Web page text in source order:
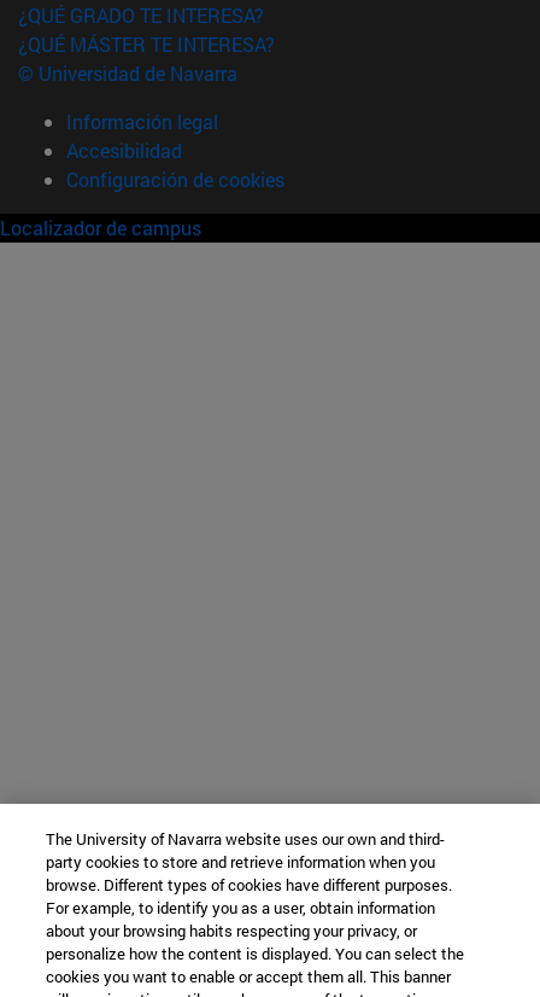
¿QUÉ GRADO TE INTERESA?
¿QUÉ MÁSTER TE INTERESA?
© Universidad de Navarra
Información legal
Accesibilidad
Configuración de cookies
Localizador de campus
The University of Navarra website uses our own and third-
party cookies to store and retrieve information when you
browse. Different types of cookies have different purposes.
For example, to identify you as a user, obtain information
about your browsing habits respecting your privacy, or
personalize how the content is displayed. You can select the
cookies you want to enable or accept them all. This banner